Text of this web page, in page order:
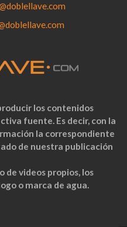
los contenidos
fuente. Es decir, con la
la correspondiente
de nuestra publicación
de videos propios, los
o marca de agua.